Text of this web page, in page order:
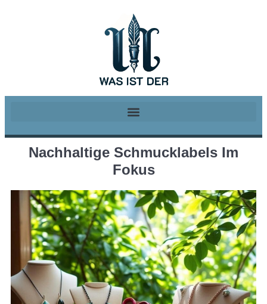
Nachhaltige Schmucklabels Im
Fokus